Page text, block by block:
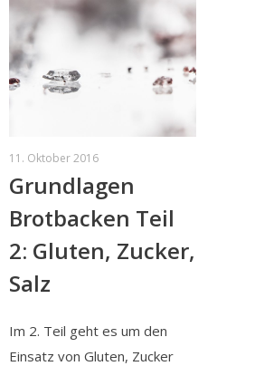
11. Oktober 2016
Grundlagen
Brotbacken Teil
2: Gluten, Zucker,
Salz
Im 2. Teil geht es um den
Einsatz von Gluten, Zucker